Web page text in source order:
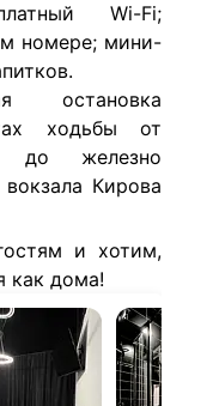
Wi-Fi;
номере; мини-
остановка
ходьбы от
до железно
Кирова
и хотим,
как дома!